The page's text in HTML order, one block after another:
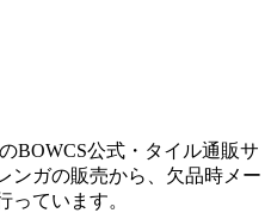
BOWCS公式・タイル通販サ
ンガの販売から、欠品時メー
っています。